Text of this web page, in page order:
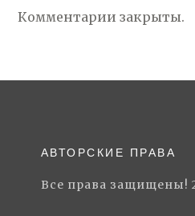
Комментарии закрыты.
АВТОРСКИЕ ПРАВА
Все права защищены!